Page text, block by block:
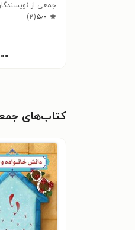
ایران (جلد دوم)
جمعی از
۵٫۰(۲)
کتاب‌های